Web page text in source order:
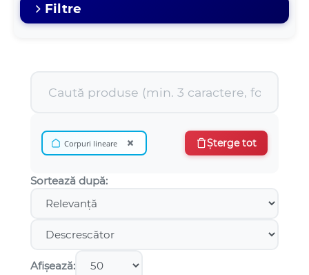
Filtre
Corpuri lineare × Șterge tot
Sortează după:
Afișează: